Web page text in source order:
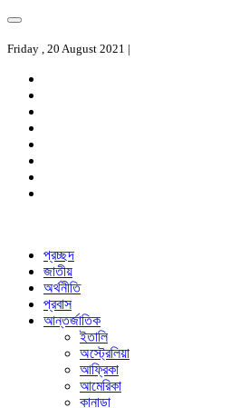
Friday , 20 August 2021 |
প্রচ্ছদ
জাতীয়
অর্থনীতি
প্রবাস
আন্তর্জাতিক
ইতালি
অস্ট্রেলিয়া
আফ্রিকা
আমেরিকা
কানাডা